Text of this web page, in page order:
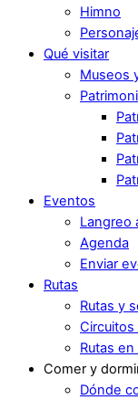
Himno
Qué visitar
Museos
Eventos
Langreo
Agenda
Enviar
Rutas
Rutas y
Rutas en
Comer y
Dónde